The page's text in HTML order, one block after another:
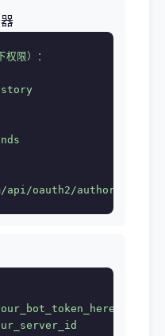
限）：
oauth2/